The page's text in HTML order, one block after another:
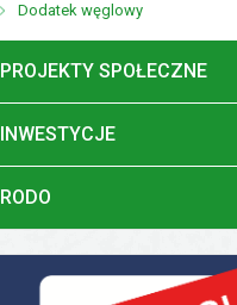
Dodatek węglowy
MENU
PROJEKTY SPOŁECZNE
MENU
INWESTYCJE
MENU
RODO